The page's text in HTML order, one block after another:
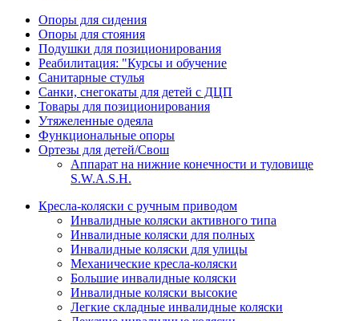
Опоры для сидения
Опоры для стояния
Подушки для позиционирования
Реабилитация: "Курсы и обучение
Санитарные стулья
Санки, снегокаты для детей с ДЦП
Товары для позиционирования
Утяжеленные одеяла
Функциональные опоры
Ортезы для детей/Свош
Аппарат на нижние конечности и туловище
S.W.A.S.H.
Кресла-коляски с ручным приводом
Инвалидные коляски активного типа
Инвалидные коляски для полных
Инвалидные коляски для улицы
Механические кресла-коляски
Большие инвалидные коляски
Инвалидные коляски высокие
Легкие складные инвалидные коляски